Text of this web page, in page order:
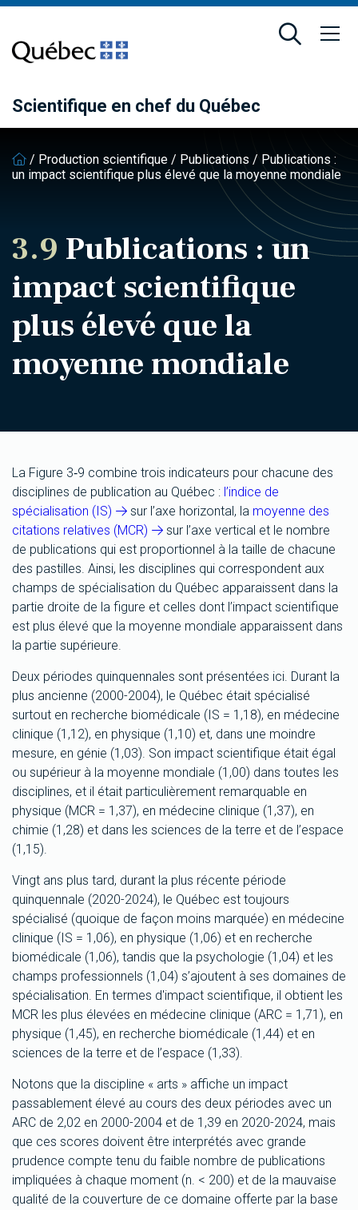
contenu
principal
pied
de
Scientifique en chef du Québec
/ Production scientifique / Publications / Publications :
un impact scientifique plus élevé que la moyenne mondiale
3.9 Publications : un
impact scientifique
plus élevé que la
moyenne mondiale
La Figure 3‑9 combine trois indicateurs pour chacune des
disciplines de publication au Québec : l’indice de
spécialisation (IS)
sur l’axe horizontal, la moyenne des
citations relatives (MCR)
sur l’axe vertical et le nombre
de publications qui est proportionnel à la taille de chacune
des pastilles. Ainsi, les disciplines qui correspondent aux
champs de spécialisation du Québec apparaissent dans la
partie droite de la figure et celles dont l’impact scientifique
est plus élevé que la moyenne mondiale apparaissent dans
la partie supérieure.
Deux périodes quinquennales sont présentées ici. Durant la
plus ancienne (2000-2004), le Québec était spécialisé
surtout en recherche biomédicale (IS = 1,18), en médecine
clinique (1,12), en physique (1,10) et, dans une moindre
mesure, en génie (1,03). Son impact scientifique était égal
ou supérieur à la moyenne mondiale (1,00) dans toutes les
disciplines, et il était particulièrement remarquable en
physique (MCR = 1,37), en médecine clinique (1,37), en
chimie (1,28) et dans les sciences de la terre et de l’espace
(1,15).
Vingt ans plus tard, durant la plus récente période
quinquennale (2020-2024), le Québec est toujours
spécialisé (quoique de façon moins marquée) en médecine
clinique (IS = 1,06), en physique (1,06) et en recherche
biomédicale (1,06), tandis que la psychologie (1,04) et les
champs professionnels (1,04) s’ajoutent à ses domaines de
spécialisation. En termes d'impact scientifique, il obtient les
MCR les plus élevées en médecine clinique (ARC = 1,71), en
physique (1,45), en recherche biomédicale (1,44) et en
sciences de la terre et de l’espace (1,33).
Notons que la discipline « arts » affiche un impact
passablement élevé au cours des deux périodes avec un
ARC de 2,02 en 2000-2004 et de 1,39 en 2020-2024, mais
que ces scores doivent être interprétés avec grande
prudence compte tenu du faible nombre de publications
impliquées à chaque moment (n. < 200) et de la mauvaise
qualité de la couverture de ce domaine offerte par la base